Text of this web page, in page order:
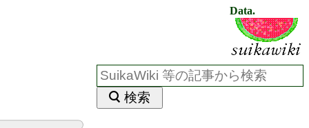
Data.
検索